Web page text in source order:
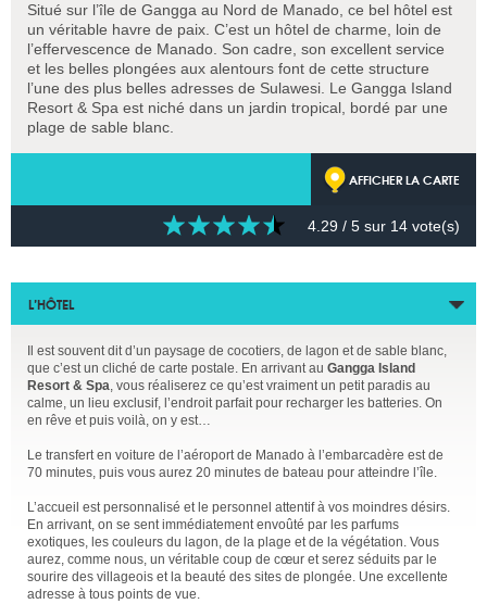
Situé sur l’île de Gangga au Nord de Manado, ce bel hôtel est
un véritable havre de paix. C’est un hôtel de charme, loin de
l’effervescence de Manado. Son cadre, son excellent service
et les belles plongées aux alentours font de cette structure
l’une des plus belles adresses de Sulawesi. Le Gangga Island
Resort & Spa est niché dans un jardin tropical, bordé par une
plage de sable blanc.
AFFICHER LA CARTE
4.29 / 5 sur 14 vote(s)
L’HÔTEL
Il est souvent dit d’un paysage de cocotiers, de lagon et de sable blanc,
que c’est un cliché de carte postale. En arrivant au Gangga Island
Resort & Spa, vous réaliserez ce qu’est vraiment un petit paradis au
calme, un lieu exclusif, l’endroit parfait pour recharger les batteries. On
en rêve et puis voilà, on y est…
Le transfert en voiture de l’aéroport de Manado à l’embarcadère est de
70 minutes, puis vous aurez 20 minutes de bateau pour atteindre l’île.
L’accueil est personnalisé et le personnel attentif à vos moindres désirs.
En arrivant, on se sent immédiatement envoûté par les parfums
exotiques, les couleurs du lagon, de la plage et de la végétation. Vous
aurez, comme nous, un véritable coup de cœur et serez séduits par le
sourire des villageois et la beauté des sites de plongée. Une excellente
adresse à tous points de vue.